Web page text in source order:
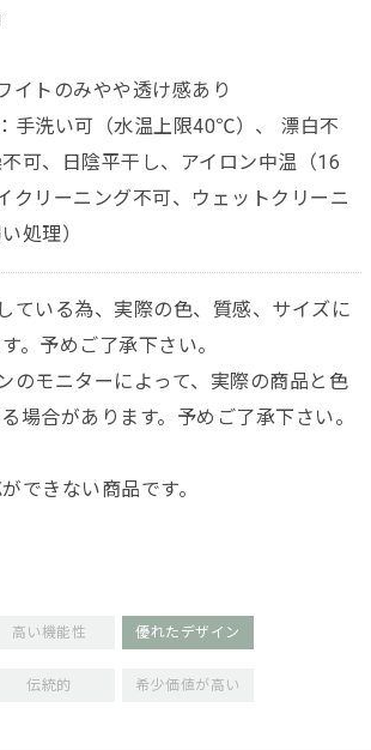
イトのみやや透け感あり
手洗い可（水温上限40℃）、 漂白不
可、日陰平干し、アイロン中温（16
リーニング不可、ウェットクリーニ
処理）
ている為、実際の色、質感、サイズに
。予めご了承下さい。
のモニターによって、実際の商品と色
場合があります。予めご了承下さい。
できない商品です。
高い機能性 優れたデザイン
伝統的 希少価値が高い